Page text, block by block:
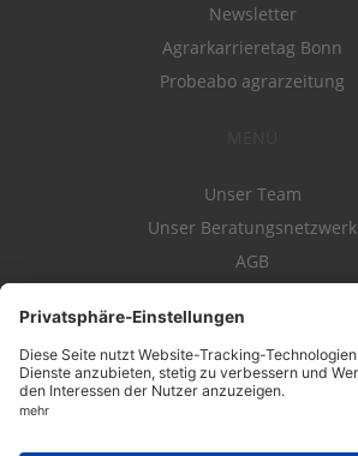
Newsletter
Agrarkarrieretag Bonn
Probeabo agrarzeitung
Unser Team
Unser Beratungsnetzwerk
AGB
Datenschutz
Impressum
Kontakt